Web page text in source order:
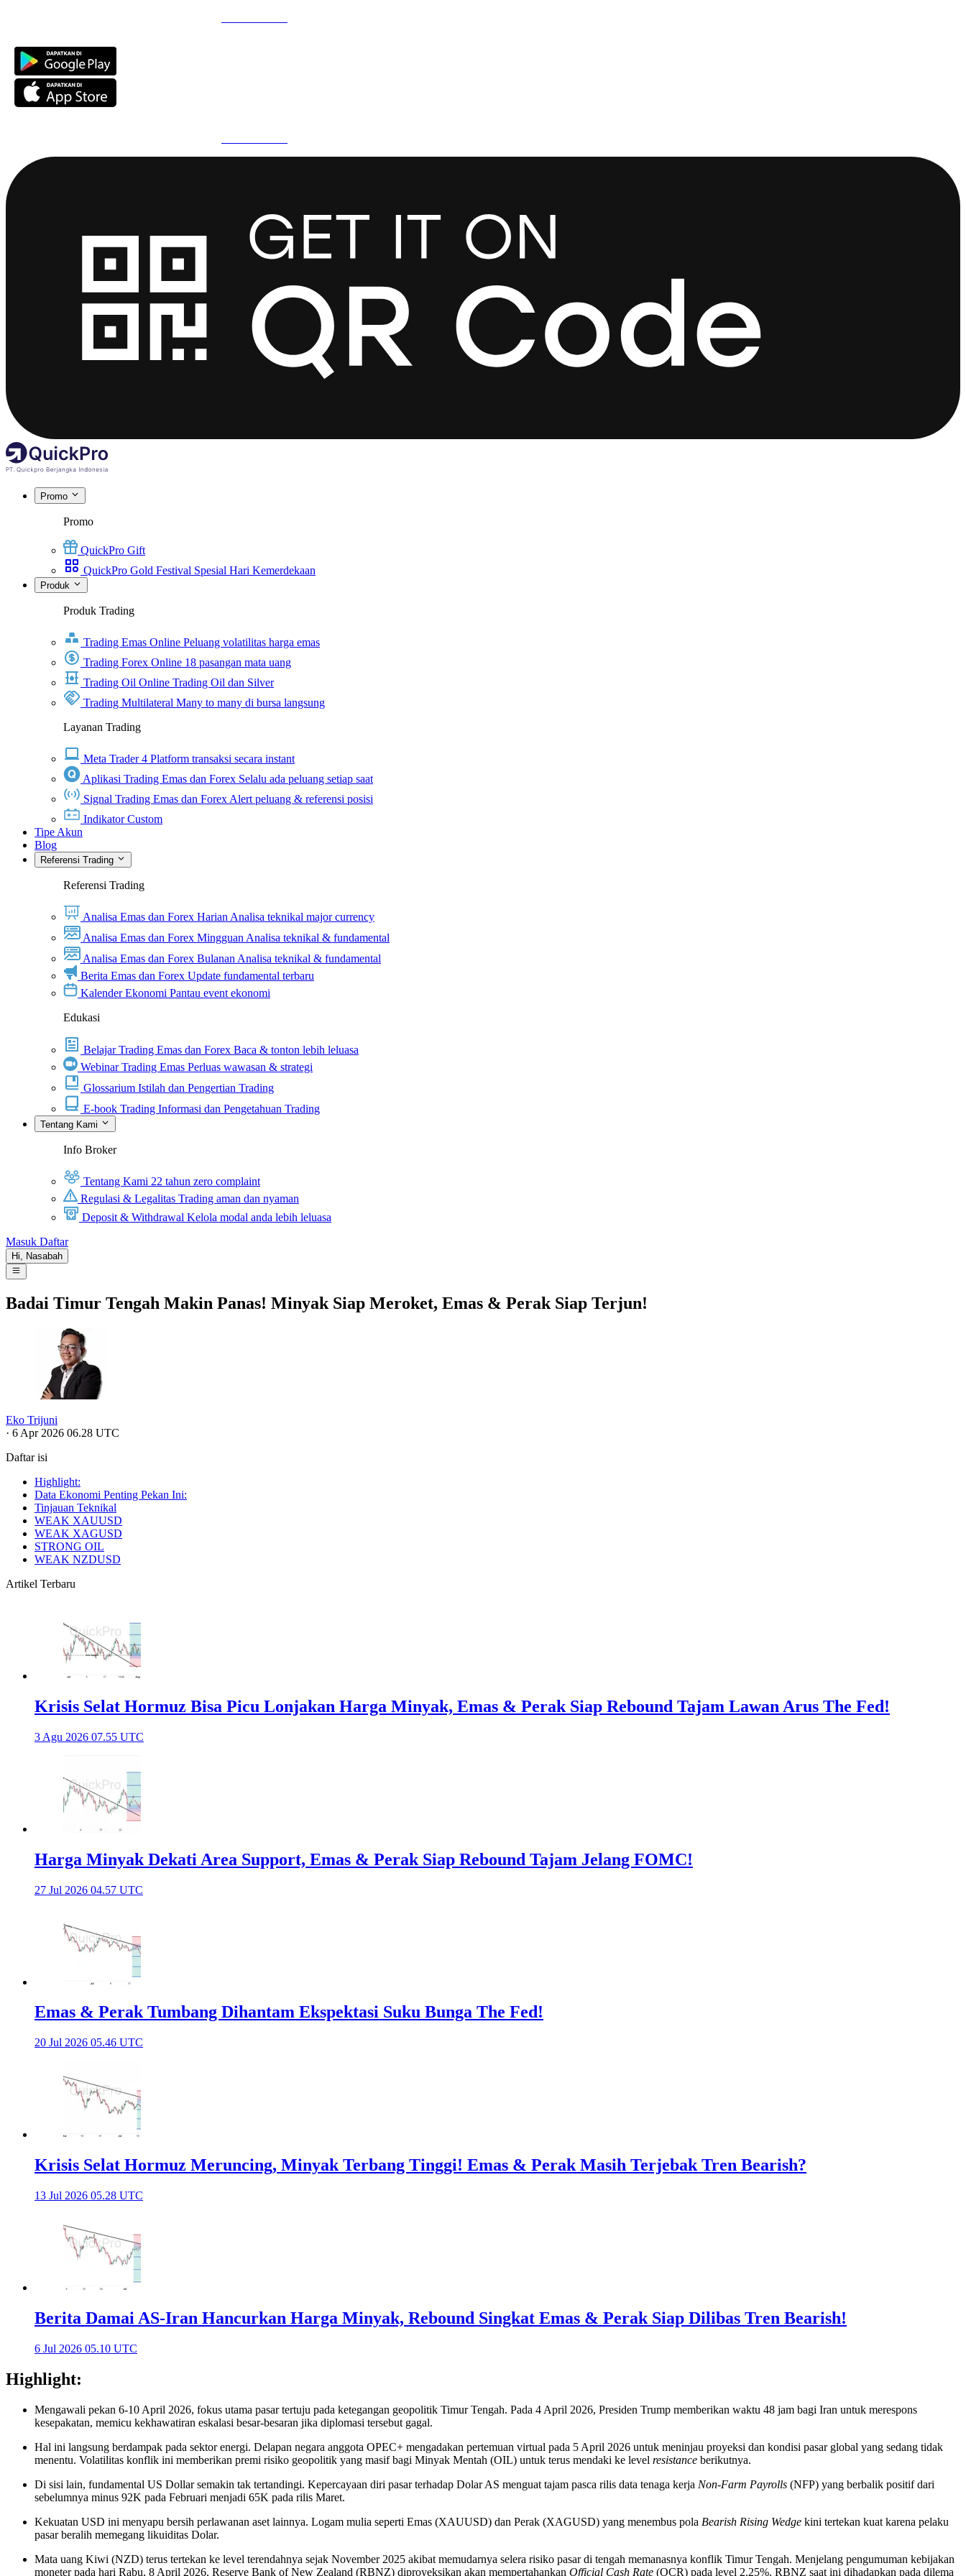
Promo
Promo
QuickPro Gift
QuickPro Gold Festival Spesial Hari Kemerdekaan
Produk
Produk Trading
Trading Emas Online Peluang volatilitas harga emas
Trading Forex Online 18 pasangan mata uang
Trading Oil Online Trading Oil dan Silver
Trading Multilateral Many to many di bursa langsung
Layanan Trading
Meta Trader 4 Platform transaksi secara instant
Aplikasi Trading Emas dan Forex Selalu ada peluang setiap saat
Signal Trading Emas dan Forex Alert peluang & referensi posisi
Indikator Custom
Tipe Akun
Blog
Referensi Trading
Referensi Trading
Analisa Emas dan Forex HarianAnalisa teknikal major currency
Analisa Emas dan Forex MingguanAnalisa teknikal & fundamental
Analisa Emas dan Forex BulananAnalisa teknikal & fundamental
Berita Emas dan Forex Update fundamental terbaru
Kalender Ekonomi Pantau event ekonomi
Edukasi
Belajar Trading Emas dan Forex Baca & tonton lebih leluasa
Webinar Trading Emas Perluas wawasan & strategi
Glossarium Istilah dan Pengertian Trading
E-book Trading Informasi dan Pengetahuan Trading
Tentang Kami
Info Broker
Tentang Kami 22 tahun zero complaint
Regulasi & Legalitas Trading aman dan nyaman
Deposit & Withdrawal Kelola modal anda lebih leluasa
Masuk Daftar
Hi, Nasabah
Badai Timur Tengah Makin Panas! Minyak Siap Meroket, Emas & Perak Siap Terjun!
Eko Trijuni
· 6 Apr 2026 06.28 UTC
Daftar isi
Highlight:
Data Ekonomi Penting Pekan Ini:
Tinjauan Teknikal
WEAK XAUUSD
WEAK XAGUSD
STRONG OIL
WEAK NZDUSD
Artikel Terbaru
Krisis Selat Hormuz Bisa Picu Lonjakan Harga Minyak, Emas & Perak Siap Rebound Tajam Lawan Arus The Fed!
3 Agu 2026 07.55 UTC
Harga Minyak Dekati Area Support, Emas & Perak Siap Rebound Tajam Jelang FOMC!
27 Jul 2026 04.57 UTC
Emas & Perak Tumbang Dihantam Ekspektasi Suku Bunga The Fed!
20 Jul 2026 05.46 UTC
Krisis Selat Hormuz Meruncing, Minyak Terbang Tinggi! Emas & Perak Masih Terjebak Tren Bearish?
13 Jul 2026 05.28 UTC
Berita Damai AS-Iran Hancurkan Harga Minyak, Rebound Singkat Emas & Perak Siap Dilibas Tren Bearish!
6 Jul 2026 05.10 UTC
Highlight:
Mengawali pekan 6-10 April 2026, fokus utama pasar tertuju pada ketegangan geopolitik Timur Tengah. Pada 4 April 2026, Presiden Trump memberikan waktu 48 jam bagi Iran untuk merespons
kesepakatan, memicu kekhawatiran eskalasi besar-besaran jika diplomasi tersebut gagal.
Hal ini langsung berdampak pada sektor energi. Delapan negara anggota OPEC+ mengadakan pertemuan virtual pada 5 April 2026 untuk meninjau proyeksi dan kondisi pasar global yang sedang tidak
menentu. Volatilitas konflik ini memberikan premi risiko geopolitik yang masif bagi Minyak Mentah (OIL) untuk terus mendaki ke level resistance berikutnya.
Di sisi lain, fundamental US Dollar semakin tak tertandingi. Kepercayaan diri pasar terhadap Dolar AS menguat tajam pasca rilis data tenaga kerja Non-Farm Payrolls (NFP) yang berbalik positif dari
sebelumnya minus 92K pada Februari menjadi 65K pada rilis Maret.
Kekuatan USD ini menyapu bersih perlawanan aset lainnya. Logam mulia seperti Emas (XAUUSD) dan Perak (XAGUSD) yang menembus pola Bearish Rising Wedge kini tertekan kuat karena pelaku
pasar beralih memegang likuiditas Dolar.
Mata uang Kiwi (NZD) terus tertekan ke level terendahnya sejak November 2025 akibat memudarnya selera risiko pasar di tengah memanasnya konflik Timur Tengah. Menjelang pengumuman kebijakan
moneter pada hari Rabu, 8 April 2026, Reserve Bank of New Zealand (RBNZ) diproyeksikan akan mempertahankan Official Cash Rate (OCR) pada level 2.25%. RBNZ saat ini dihadapkan pada dilema